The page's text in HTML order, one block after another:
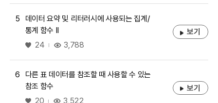
5
데이터 요약 및 리터러시에 사용되는 집계/
통계 함수 II
좋아요
24 3,788
보기
6
다른 표 데이터를 참조할 때 사용할 수 있는
참조 함수
좋아요
20 3,522
보기